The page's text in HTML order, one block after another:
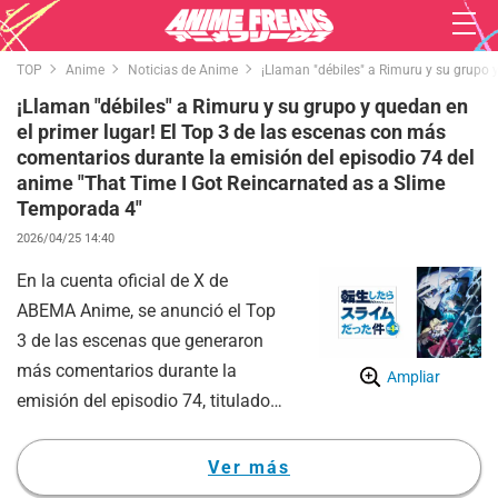
TOP Anime Noticias de Anime ¡Llaman "débiles" a Rimuru y su
¡Llaman "débiles" a Rimuru y su grupo y quedan en
el primer lugar! El Top 3 de las escenas con más
comentarios durante la emisión del episodio 74 del
anime "That Time I Got Reincarnated as a Slime
Temporada 4"
2026/04/25 14:40
Ampliar
En la cuenta oficial de X de
ABEMA Anime, se anunció el Top
3 de las escenas que generaron
más comentarios durante la
emisión del episodio 74, titulado
anime "That Time I Got
Reincarnated as a Slime
Ver más